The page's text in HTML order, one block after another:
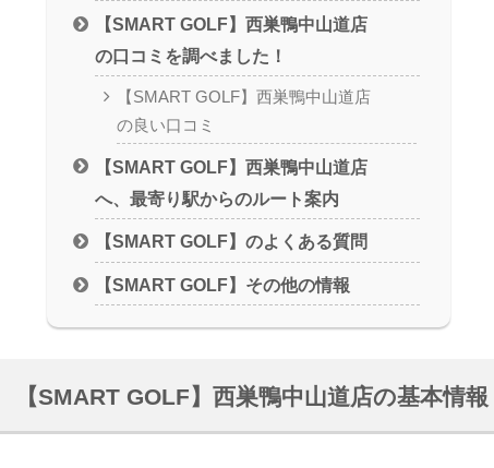
【SMART GOLF】西巣鴨中山道店
の口コミを調べました！
【SMART GOLF】西巣鴨中山道店
の良い口コミ
【SMART GOLF】西巣鴨中山道店
へ、最寄り駅からのルート案内
【SMART GOLF】のよくある質問
【SMART GOLF】その他の情報
【SMART GOLF】西巣鴨中山道店の基本情報